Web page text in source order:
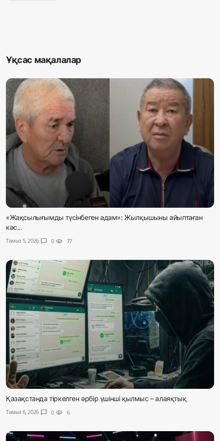
Ұқсас мақалалар
«Жақсылығымды түсінбеген адам»: Жылқышыны айыптаған
кәс...
Тамыз 5, 2026 chat_bubble 0 visibility 77
Қазақстанда тіркелген әрбір үшінші қылмыс – алаяқтық
Тамыз 6, 2026 chat_bubble 0 visibility 6